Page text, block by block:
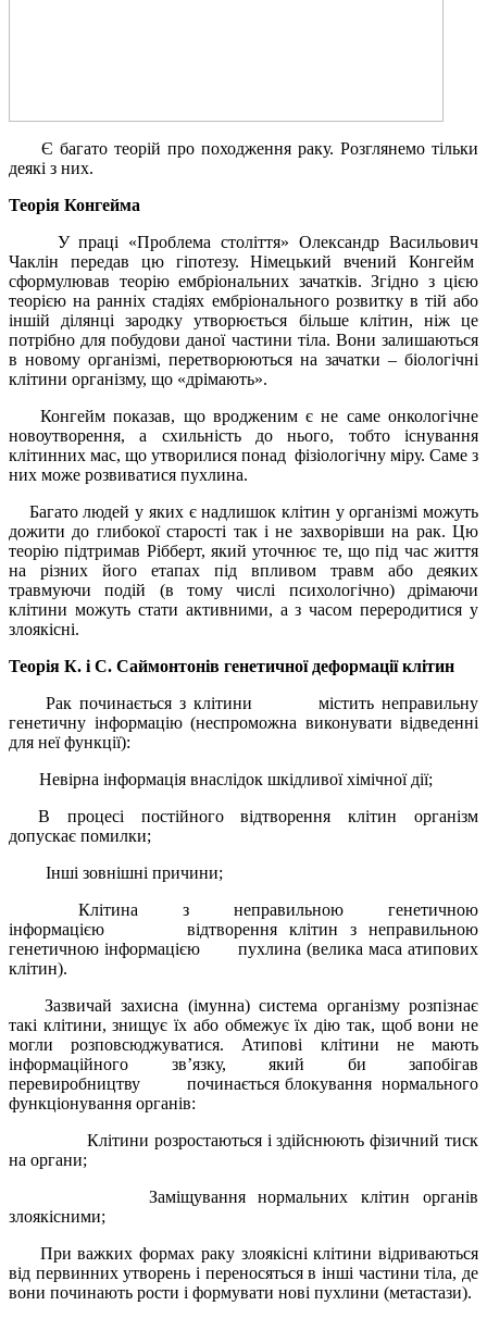
Є багато теорій про походження раку. Розглянемо тільки
деякі з них.
Теорія Конгейма
У праці «Проблема століття» Олександр Васильович
Чаклін передав цю гіпотезу. Німецький вчений Конгейм
сформулював теорію ембріональних зачатків. Згідно з цією
теорією на ранніх стадіях ембріонального розвитку в тій або
іншій ділянці зародку утворюється більше клітин, ніж це
потрібно для побудови даної частини тіла. Вони залишаються
в новому організмі, перетворюються на зачатки – біологічні
клітини організму, що «дрімають».
Конгейм показав, що вродженим є не саме онкологічне
новоутворення, а схильність до нього, тобто існування
клітинних мас, що утворилися понад фізіологічну міру. Саме з
них може розвиватися пухлина.
Багато людей у яких є надлишок клітин у організмі можуть
дожити до глибокої старості так і не захворівши на рак. Цю
теорію підтримав Рібберт, який уточнює те, що під час життя
на різних його етапах під впливом травм або деяких
травмуючи подій (в тому числі психологічно) дрімаючи
клітини можуть стати активними, а з часом переродитися у
злоякісні.
Теорія К. і С. Саймонтонів генетичної деформації клітин
Рак починається з клітини містить неправильну
генетичну інформацію (неспроможна виконувати відведенні
для неї функції):
Невірна інформація внаслідок шкідливої хімічної дії;
В процесі постійного відтворення клітин організм
допускає помилки;
Інші зовнішні причини;
Клітина з неправильною генетичною
інформацією відтворення клітин з неправильною
генетичною інформацією пухлина (велика маса атипових
клітин).
Зазвичай захисна (імунна) система організму розпізнає
такі клітини, знищує їх або обмежує їх дію так, щоб вони не
могли розповсюджуватися. Атипові клітини не мають
інформаційного зв’язку, який би запобігав
перевиробництву починається блокування нормального
функціонування органів:
Клітини розростаються і здійснюють фізичний тиск
на органи;
Заміщування нормальних клітин органів
злоякісними;
При важких формах раку злоякісні клітини відриваються
від первинних утворень і переносяться в інші частини тіла, де
вони починають рости і формувати нові пухлини (метастази).